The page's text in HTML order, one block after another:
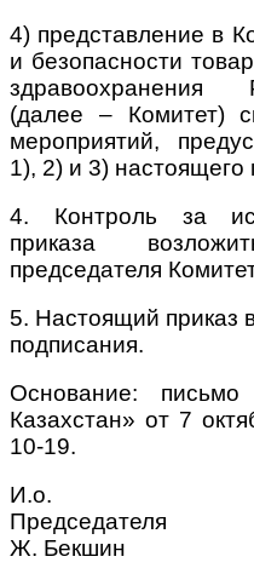
4) представление в
и безопасности
здравоохранения
(далее – Комитет)
мероприятий,
1), 2) и 3) настоящего
4. Контроль за
приказа
председателя
5. Настоящий приказ
подписания.
Основание:
Казахстан» от 7
10-19.
И.о.
Ж. Бекшин